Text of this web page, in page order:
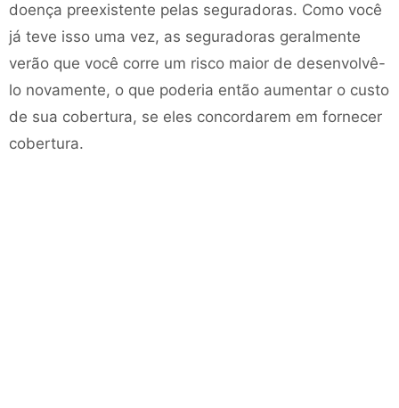
doença preexistente pelas seguradoras. Como você
já teve isso uma vez, as seguradoras geralmente
verão que você corre um risco maior de desenvolvê-
lo novamente, o que poderia então aumentar o custo
de sua cobertura, se eles concordarem em fornecer
cobertura.